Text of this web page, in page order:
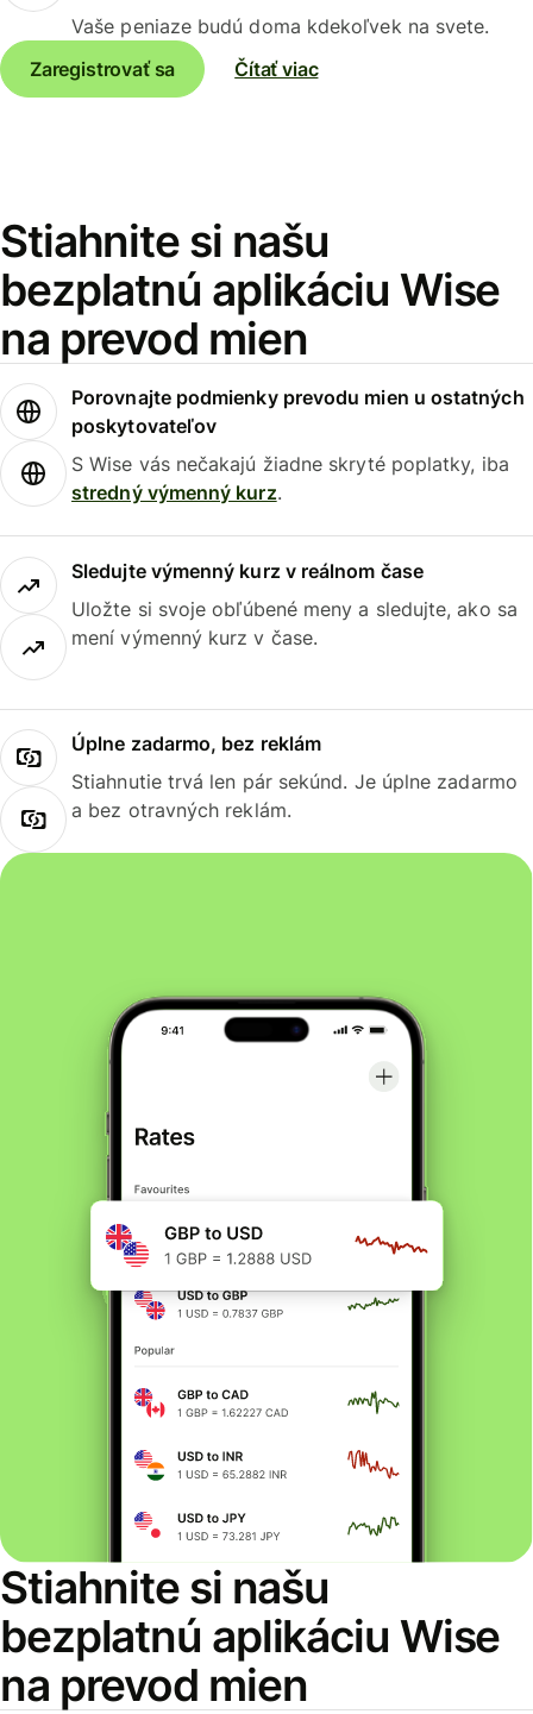
Vaše peniaze budú doma kdekoľvek na svete.
Zaregistrovať sa
Čítať viac
Stiahnite si našu
bezplatnú aplikáciu Wise
na prevod mien
Porovnajte podmienky prevodu mien u ostatných
poskytovateľov
S Wise vás nečakajú žiadne skryté poplatky, iba
stredný výmenný kurz.
Sledujte výmenný kurz v reálnom čase
Uložte si svoje obľúbené meny a sledujte, ako sa
mení výmenný kurz v čase.
Úplne zadarmo, bez reklám
Stiahnutie trvá len pár sekúnd. Je úplne zadarmo
a bez otravných reklám.
Stiahnite si našu
bezplatnú aplikáciu Wise
na prevod mien